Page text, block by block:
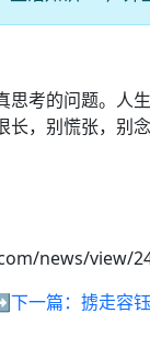
考的问题。人
，别慌张，别念
news/view/
一篇： 掳走容